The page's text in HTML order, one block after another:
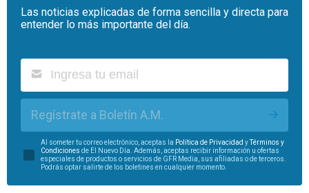
Las noticias explicadas de forma sencilla y directa para
entender lo más importante del día.
Regístrate a Boletín A.M.
Al someter tu correo electrónico, aceptas la Política de Privacidad yTérminos y
Condiciones de El Nuevo Día. Además, aceptas recibir información u ofertas
especiales de productos o servicios de GFR Media, sus afiliadas o de terceros.
Podrás optar salirte de los boletines en cualquier momento.